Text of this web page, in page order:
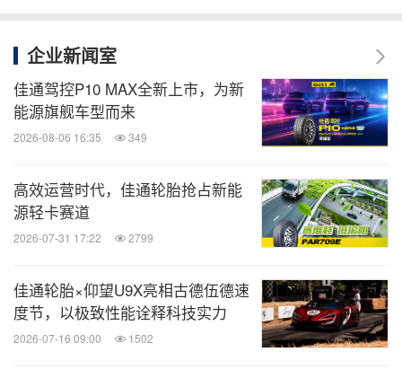
消息来源：佳通轮胎
业、OTA(在线旅游)、航空公司、飞机制造、
酒店行业最新动态。扫描二维码，立即订
阅！
关键词：汽车 体育赛事 体育运动
运输业
分享到：
企业新闻室
佳通驾控P10 MAX全新上市，为新
能源旗舰车型而来
2026-08-06 16:35 349
高效运营时代，佳通轮胎抢占新能
源轻卡赛道
2026-07-31 17:22 2799
佳通轮胎×仰望U9X亮相古德伍德速
度节，以极致性能诠释科技实力
2026-07-16 09:00 1502